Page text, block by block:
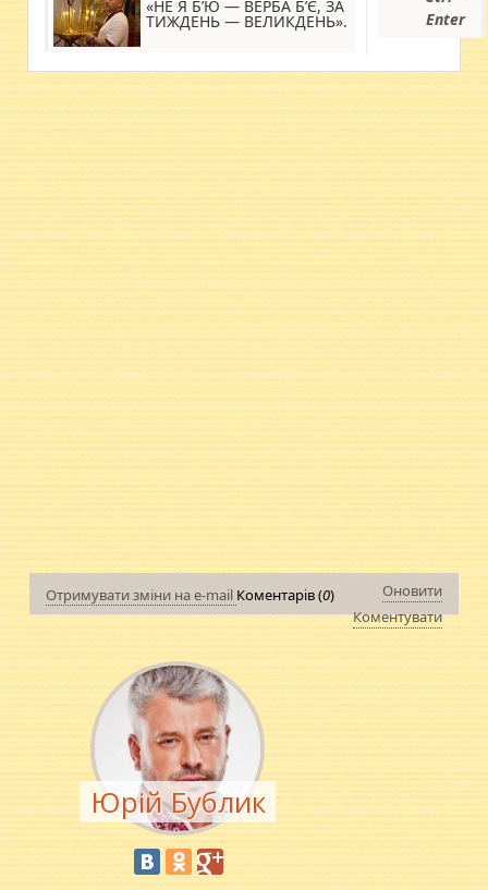
«НЕ Я Б’Ю — ВЕРБА Б’Є, ЗА
ТИЖДЕНЬ — ВЕЛИКДЕНЬ».
Enter
Отримувати зміни на e-mail Коментарів (0)
Оновити
Коментувати
Юрій Бублик